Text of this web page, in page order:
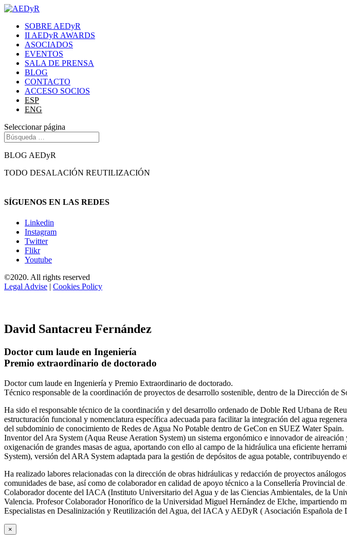
SOBRE AEDyR
II AEDyR AWARDS
ASOCIADOS
EVENTOS
SALA DE PRENSA
BLOG
CONTACTO
ACCESO SOCIOS
ESP
ENG
Seleccionar página
BLOG AEDyR
TODO DESALACIÓN REUTILIZACIÓN
SÍGUENOS EN LAS REDES
Linkedin
Instagram
Twitter
Flikr
Youtube
©2020. All rights reserved
Legal Advise | Cookies Policy
David Santacreu Fernández
Doctor cum laude en Ingeniería
Premio extraordinario de doctorado
Doctor cum laude en Ingeniería y Premio Extraordinario de doctorado.
Técnico responsable de la coordinación de proyectos de desarrollo sostenible, dentro de la Dirección de
Ha sido el responsable técnico de la coordinación y del desarrollo ordenado de Doble Red Urbana de
estructuración funcional y nomenclatura específica adecuada para facilitar la integración del agua
del subdominio de conocimiento de Redes de Agua No Potable dentro de GeCon en SUEZ Water Spain.
Inventor del Ara System (Aqua Reuse Aeration System) un sistema ergonómico e innovador de
oxigenación de grandes masas de agua, aportando con ello al campo de la hidráulica una eficiente
System), versión del ARA System adaptada para la gestión de depósitos de agua potable, contribuyendo
Ha realizado labores relacionadas con la dirección de obras hidráulicas y redacción de proyectos
comunidades de base, así como de colaborador en calidad de apoyo técnico a la Consellería Provincial
Colaborador docente del IACA (Instituto Universitario del Agua y de las Ciencias Ambientales, de la
Valencia. Profesor Colaborador Honorífico de la Universidad Miguel Hernández de Elche, impartiendo
Especialistas en Desalinización y Reutilización del Agua, del IACA y AEDyR ( Asociación Española de
×